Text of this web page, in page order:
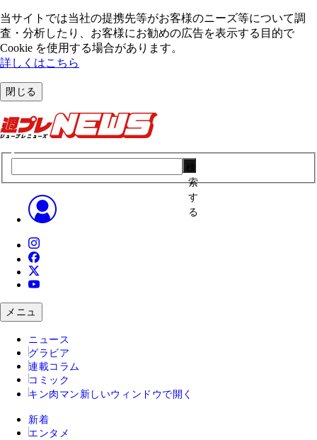
当サイトでは当社の提携先等がお客様のニーズ等について調
査・分析したり、お客様にお勧めの広告を表⽰する⽬的で
Cookie を使⽤する場合があります。
詳しくはこちら
閉じる
索
す
る
メニュ
ニュース
グラビア
連載コラム
コミック
キン肉マン 新しいウィンドウで開く
新着
エンタメ